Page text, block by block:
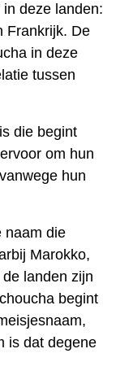
deze landen:
Frankrijk. De
in deze
tussen
die begint
om hun
hun
naam die
Marokko,
landen zijn
begint
is dat degene